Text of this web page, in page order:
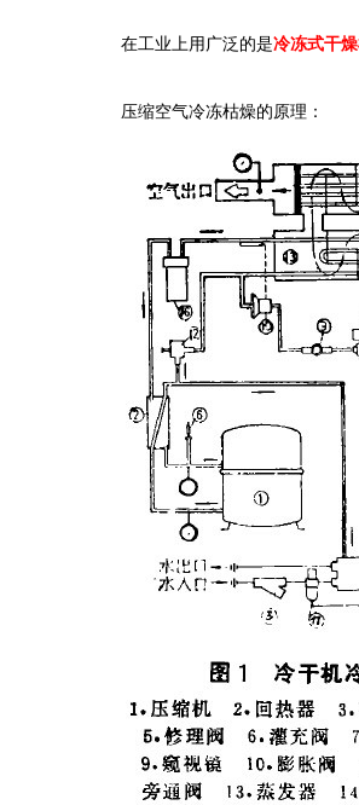
在工业上用广泛的是冷冻式干
压缩空气冷冻枯燥的原理：